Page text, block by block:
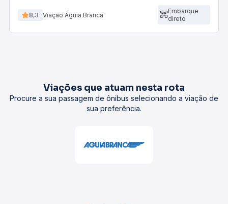
8,3 Viação Águia Branca
Embarque
direto
Viações que atuam nesta rota
Procure a sua passagem de ônibus selecionando a viação de
sua preferência.